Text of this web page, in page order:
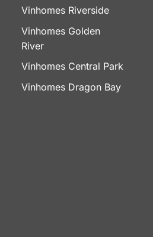
Vinhomes Riverside
Vinhomes Golden
River
Vinhomes Central Park
Vinhomes Dragon Bay